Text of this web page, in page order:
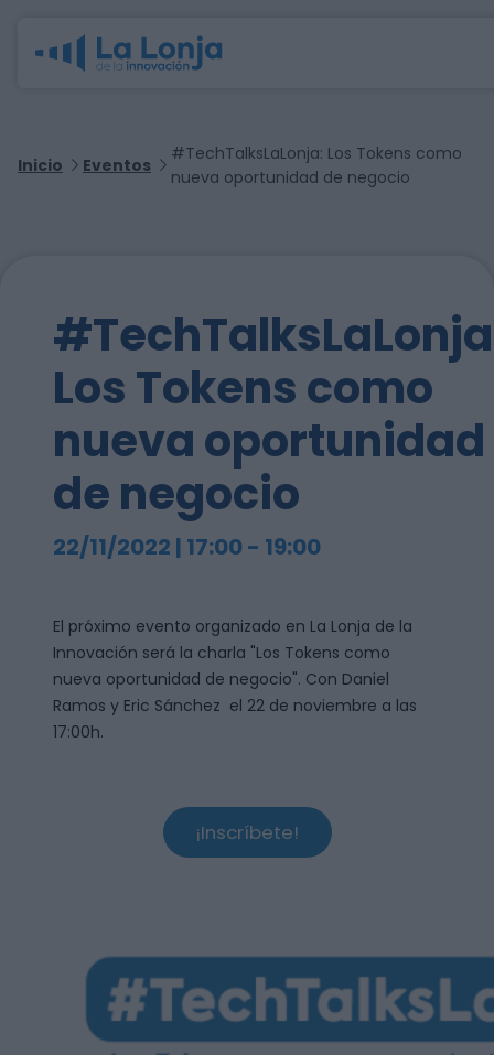
Inicio Eventos
#TechTalksLaLonja: Los Tokens como
nueva oportunidad de negocio
Los Tokens como
nueva oportunidad
de negocio
22/11/2022 | 17:00- 19:00
El próximo evento organizado en La Lonja de la
Innovación será la charla "Los Tokens como
nueva oportunidad de negocio". Con Daniel
Ramos y Eric Sánchez el 22 de noviembre a las
17:00h.
¡Inscríbete!